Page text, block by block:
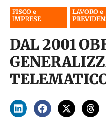
FISCO e
IMPRESE
LAVORO e
DAL 2001